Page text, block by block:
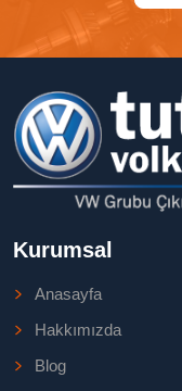
Kurumsal
Anasayfa
Hakkımızda
Blog